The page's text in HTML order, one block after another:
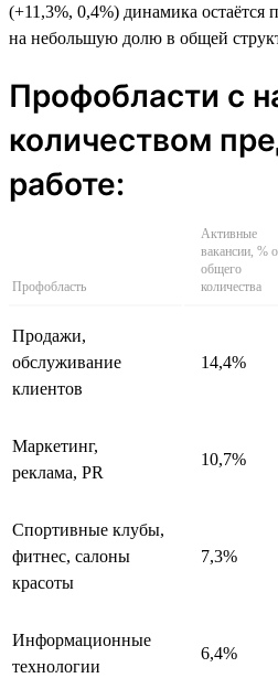
(+11,3%, 0,4%) динамика остаётся
на небольшую долю в общей
Профобласти с
количеством
работе:
Профобласть
Активные
вакансии, %
общего
количества
Продажи,
обслуживание
клиентов
14,4%
Маркетинг,
реклама, PR
10,7%
Спортивные клубы,
фитнес, салоны
красоты
7,3%
Информационные
технологии
6,4%